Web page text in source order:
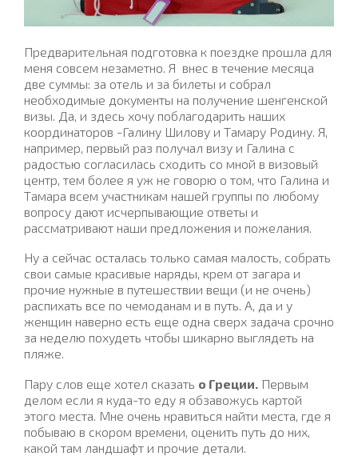
Предварительная подготовка к поездке прошла для
меня совсем незаметно. Я внес в течение месяца
две суммы: за отель и за билеты и собрал
необходимые документы на получение шенгенской
визы. Да, и здесь хочу поблагодарить наших
координаторов -Галину Шилову и Тамару Родину. Я,
например, первый раз получал визу и Галина с
радостью согласилась сходить со мной в визовый
центр, тем более я уж не говорю о том, что Галина и
Тамара всем участникам нашей группы по любому
вопросу дают исчерпывающие ответы и
рассматривают наши предложения и пожелания.
Ну а сейчас осталась только самая малость, собрать
свои самые красивые наряды, крем от загара и
прочие нужные в путешествии вещи (и не очень)
распихать все по чемоданам и в путь. А, да и у
женщин наверно есть еще одна сверх задача срочно
за неделю похудеть чтобы шикарно выглядеть на
пляже.
Пару слов еще хотел сказать о Греции. Первым
делом если я куда-то еду я обзавожусь картой
этого места. Мне очень нравиться найти места, где я
побываю в скором времени, оценить путь до них,
какой там ландшафт и прочие детали.